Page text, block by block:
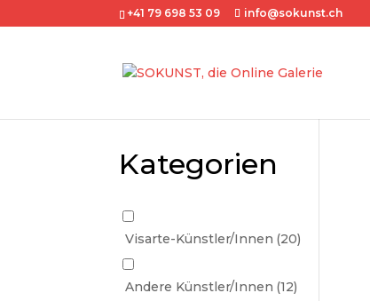
+41 79 698 53 09 info@sokunst.ch
Kategorien
Visarte-Künstler/Innen (20)
Andere Künstler/Innen (12)